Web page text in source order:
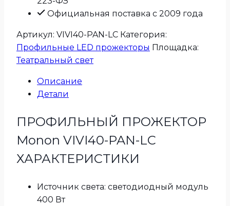
Официальная поставка с 2009 года
Артикул: VIVI40-PAN-LC Категория:
Профильные LED прожекторы Площадка:
Театральный свет
Описание
Детали
ПРОФИЛЬНЫЙ ПРОЖЕКТОР
Monon VIVI40-PAN-LC
ХАРАКТЕРИСТИКИ
Источник света: светодиодный модуль
400 Вт